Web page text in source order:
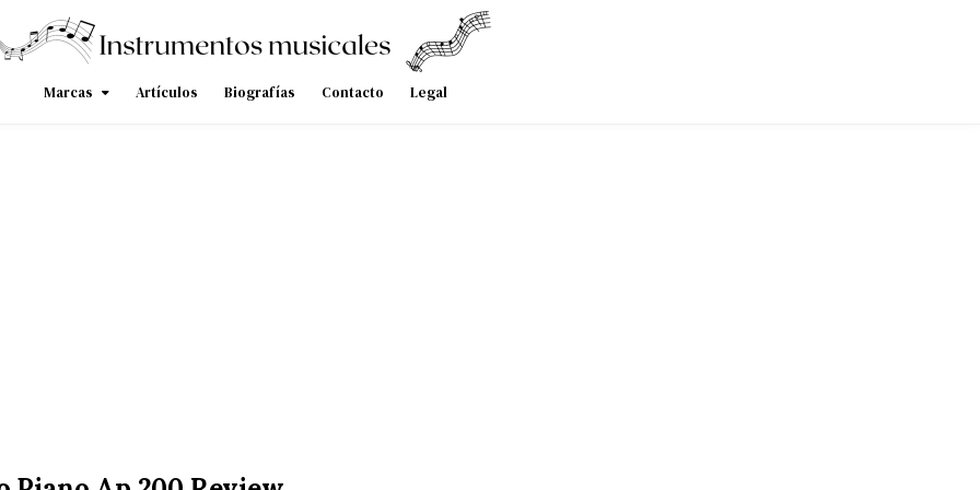
Marcas Artículos Biografías Contacto Legal